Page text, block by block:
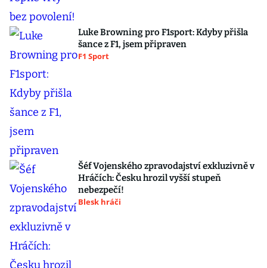
Luke Browning pro F1sport: Kdyby přišla
šance z F1, jsem připraven
F1 Sport
Šéf Vojenského zpravodajství exkluzivně v
Hráčích: Česku hrozil vyšší stupeň
nebezpečí!
Blesk hráči